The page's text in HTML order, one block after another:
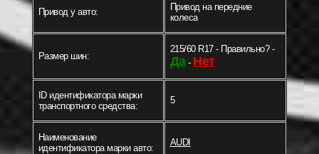
Привод у авто:
Привод на передние
колеса
Размер шин:
215/60 R17 - Правильно? -
Да- Нет
ID идентификатора марки
транспортного средства:
5
Наименование
идентификатора марки авто:
AUDI